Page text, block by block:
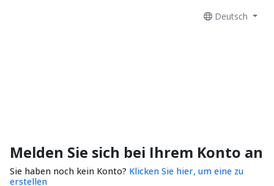
Deutsch
Melden Sie sich bei Ihrem Konto an
Sie haben noch kein Konto? Klicken Sie hier, um eine zu
erstellen